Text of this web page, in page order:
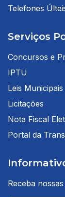
Telefones
Serviços
Concursos e
IPTU
Leis Municipais
Licitações
Nota Fiscal
Portal da
Receba